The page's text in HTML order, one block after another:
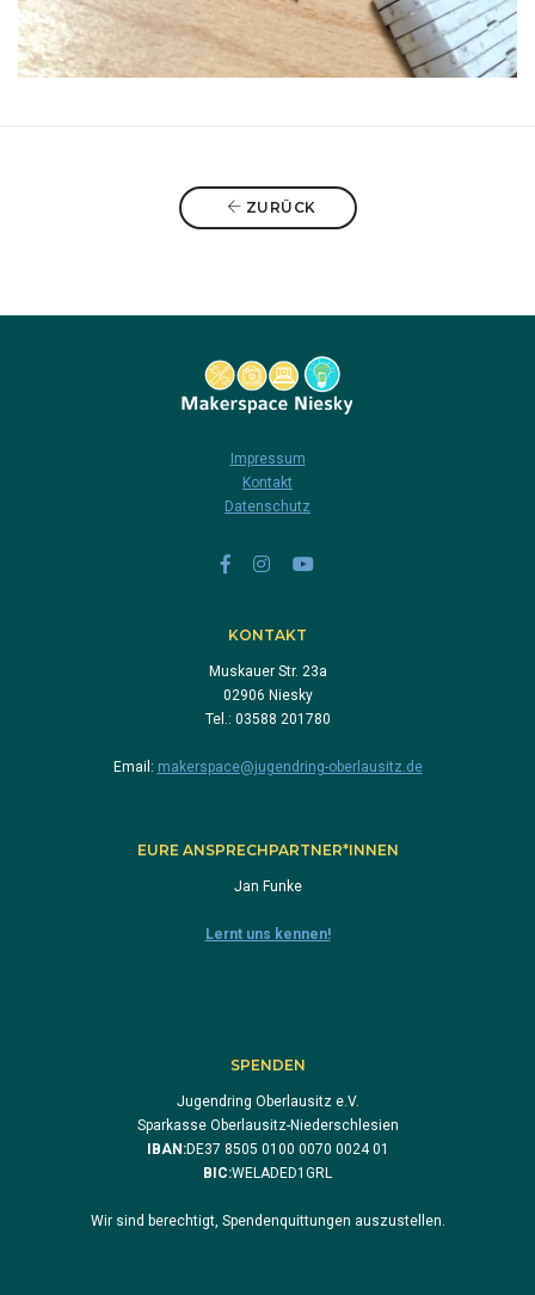
ZURÜCK
Impressum
Kontakt
Datenschutz
KONTAKT
Muskauer Str. 23a
02906 Niesky
Tel.: 03588 201780
Email: makerspace@jugendring-oberlausitz.de
EURE ANSPRECHPARTNER*INNEN
Jan Funke
Lernt uns kennen!
SPENDEN
Jugendring Oberlausitz e.V.
Sparkasse Oberlausitz-Niederschlesien
IBAN:DE37 8505 0100 0070 0024 01
BIC:WELADED1GRL
Wir sind berechtigt, Spendenquittungen auszustellen.